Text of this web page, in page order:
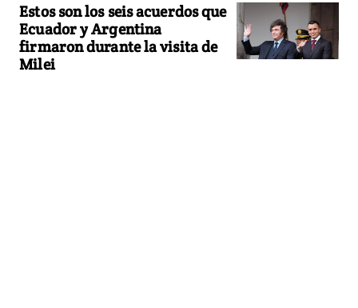
Estos son los seis acuerdos que
Ecuador y Argentina
firmaron durante la visita de
Milei